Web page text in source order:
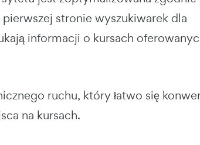
stronie wyszukiwarek dla
informacji o kursach
ruchu, który łatwo się
na kursach.